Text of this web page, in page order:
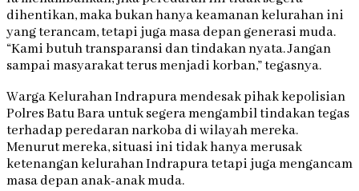
dihentikan, maka bukan hanya keamanan kelurahan ini
yang terancam, tetapi juga masa depan generasi muda.
“Kami butuh transparansi dan tindakan nyata. Jangan
sampai masyarakat terus menjadi korban,” tegasnya.
Warga Kelurahan Indrapura mendesak pihak kepolisian
Polres Batu Bara untuk segera mengambil tindakan tegas
terhadap peredaran narkoba di wilayah mereka.
Menurut mereka, situasi ini tidak hanya merusak
ketenangan kelurahan Indrapura tetapi juga mengancam
masa depan anak-anak muda.